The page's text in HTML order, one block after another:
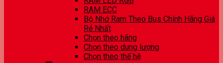
RAM ECC
Bộ Nhớ Ram Theo Bus Chính Hãng Giá
Rẻ Nhất
Chọn theo hãng
Chọn theo dung lượng
Chọn theo thế hệ